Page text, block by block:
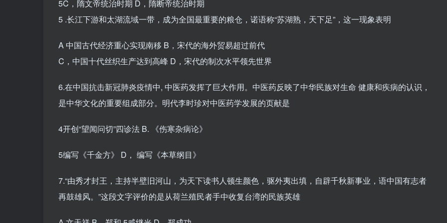
5C，隋文帝统治时期 D，隋断帝统治时期
5 .长江下游和太湖流域一带，成为全国最重要的粮仓，诺语称“苏湖熟，天下足”，这一现象表明
A 中国古代经济重心实现南移 B，宋代的海外贸易超过前代
C，中国十代丝织生产达到高峰 D，宋代的制次水平领先世界
6.在中国抗击新冠肺炎疫情中, 中医药发挥了巨大作用。中医药反映了中华民族对生命 健康和疾病的认识，
是中华文化的重要组成部分。明代李时珍对中医药学发展的页献是
4开创“望闻问切”四诊法 B. 《伤寒杂病论》
5编写《千金方》 D， 编写《本草纲目》
7.“由秀才封王，主持半壁旧河山，为天下读书人顿生颜色，驱外夷出填，自辟千秋新事业，语中国有志者
再鼓雄风。”这段文字评价的是从荷兰殖民者手中收复台湾的民族英雄